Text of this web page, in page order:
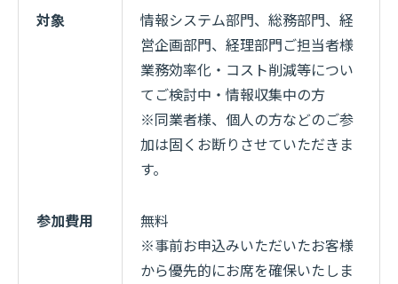
対象
情報システム部門、総務部門、経
営企画部門、経理部門ご担当者様
業務効率化・コスト削減等につい
てご検討中・情報収集中の方
※同業者様、個人の方などのご参
加は固くお断りさせていただきま
す。
参加費用
無料
※事前お申込みいただいたお客様
から優先的にお席を確保いたしま